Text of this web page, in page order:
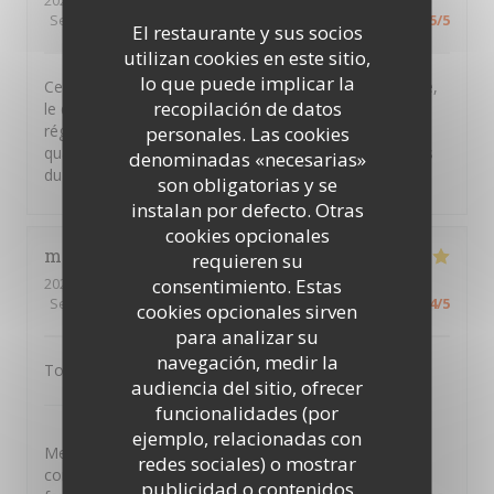
El restaurante y sus socios
utilizan cookies en este sitio,
lo que puede implicar la
recopilación de datos
personales. Las cookies
denominadas «necesarias»
son obligatorias y se
instalan por defecto. Otras
cookies opcionales
requieren su
consentimiento. Estas
cookies opcionales sirven
para analizar su
navegación, medir la
audiencia del sitio, ofrecer
funcionalidades (por
ejemplo, relacionadas con
redes sociales) o mostrar
publicidad o contenidos
Servicio
5/5
Ce restaurant est un hommage à la cuisine vendéenne,
le décor est rustique et la cuisine familiale, on s'est
régalé, seul bémol pour le plat on aimerait plus de
quantité ! Merci pour cette parenthèse enchantée hors
du temps
maryline
2026-07-28
- 19:30 - Invitados 6
Servicio
Ambiente Menú : Calidad / Precio 4/5
Tout est extra , je recommande 👍
PTITS VENTRES DE TERRE
ha respondido a su
Merci Maryline d'avoir pris le temps de laisser un
commentaire ,nous souhaitons vous retrouver en